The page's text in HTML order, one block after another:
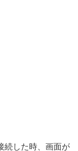
続した時、画面が